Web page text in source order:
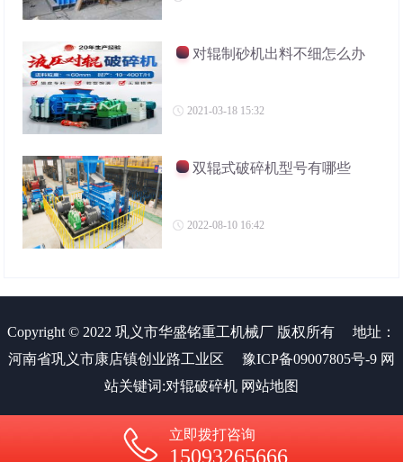
对辊制砂机出料不细怎么办
2021-03-18 15:32
双辊式破碎机型号有哪些
2022-08-10 16:42
Copyright © 2022 巩义市华盛铭重工机械厂 版权所有
地址：
河南省巩义市康店镇创业路工业区
豫ICP备09007805号-9 网
站关键词:对辊破碎机 网站地图
立即拨打咨询
15093265666